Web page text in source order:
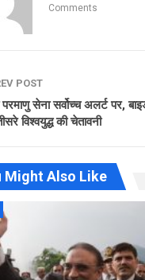
Comments
POST
सेना सर्वोच्‍च अलर्ट पर,
विश्‍वयुद्ध की चेतावनी
Might Also Like